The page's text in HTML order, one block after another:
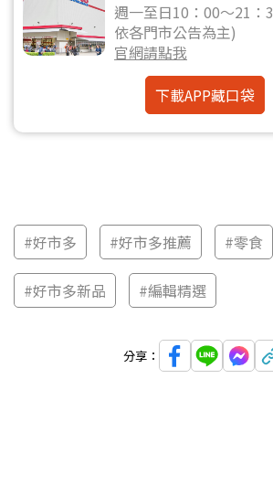
週一至日10：00～21：
依各門市公告為主)
官網請點我
下載APP藏口袋
#好市多 #好市多推薦 #零食
#好市多新品 #編輯精選
分享：